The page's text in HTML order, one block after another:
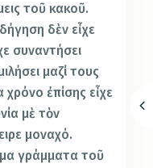
τοῦ κακοῦ.
δὲν εἶχε
συναντήσει
μαζί τους
χρόνο ἐπίσης εἶχε
μὲ τὸν
μοναχό.
γράμματα τοῦ